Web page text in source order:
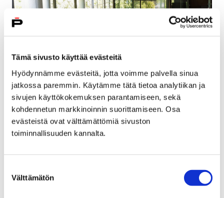
Tämä sivusto käyttää evästeitä
Hyödynnämme evästeitä, jotta voimme palvella sinua
jatkossa paremmin. Käytämme tätä tietoa analytiikan ja
sivujen käyttökokemuksen parantamiseen, sekä
kohdennetun markkinoinnin suorittamiseen. Osa
evästeistä ovat välttämättömiä sivuston
toiminnallisuuden kannalta.
valinta
Välttämätön
Meri-Porin uimahallin kahluuallas
kaupunginosassa ja on osa Meri-Porin koulukeskusta.
Arkkitehtitoimisto Küttner Ky.